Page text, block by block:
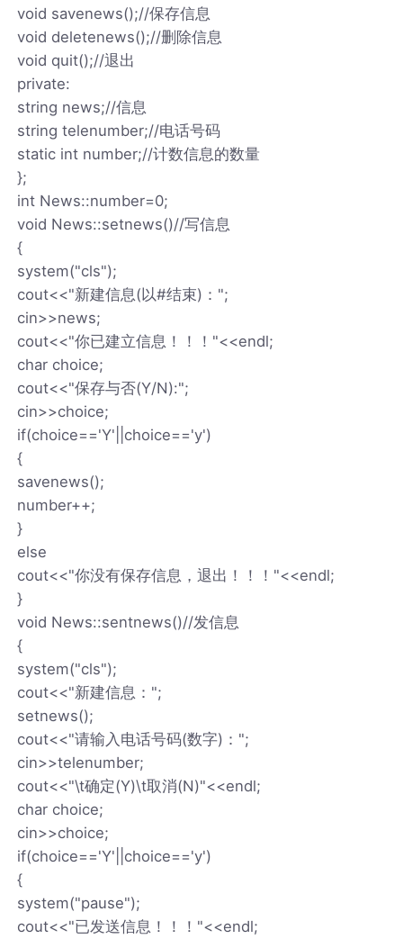
void savenews();//保存信息
void deletenews();//删除信息
void quit();//退出
private:
string news;//信息
string telenumber;//电话号码
static int number;//计数信息的数量
};
int News::number=0;
void News::setnews()//写信息
{
system("cls");
cout<<"新建信息(以#结束)：";
cin>>news;
cout<<"你已建立信息！！！"<<endl;
char choice;
cout<<"保存与否(Y/N):";
cin>>choice;
if(choice=='Y'||choice=='y')
{
savenews();
number++;
}
else
cout<<"你没有保存信息，退出！！！"<<endl;
}
void News::sentnews()//发信息
{
system("cls");
cout<<"新建信息：";
setnews();
cout<<"请输入电话号码(数字)：";
cin>>telenumber;
cout<<"\t确定(Y)\t取消(N)"<<endl;
char choice;
cin>>choice;
if(choice=='Y'||choice=='y')
{
system("pause");
cout<<"已发送信息！！！"<<endl;